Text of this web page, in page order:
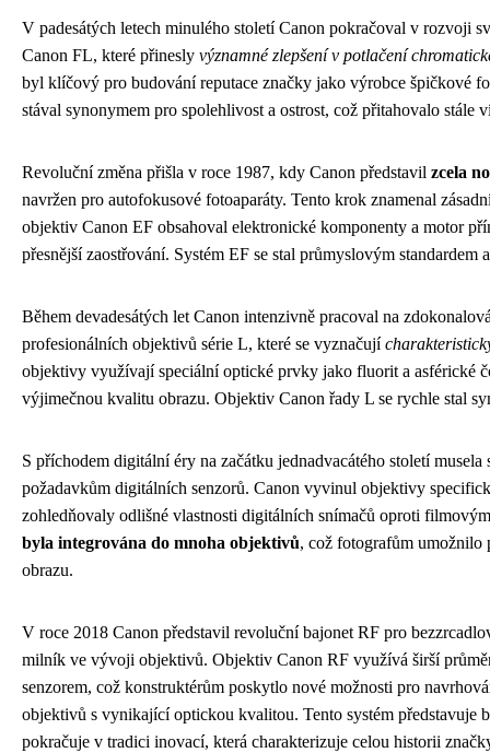
V padesátých letech minulého století Canon pokračoval v rozvoji
Canon FL, které přinesly významné zlepšení v potlačení
byl klíčový pro budování reputace značky jako výrobce špičkové
stával synonymem pro spolehlivost a ostrost, což přitahovalo stále
Revoluční změna přišla v roce 1987, kdy Canon představil zcela
navržen pro autofokusové fotoaparáty. Tento krok znamenal
objektiv Canon EF obsahoval elektronické komponenty a motor
přesnější zaostřování. Systém EF se stal průmyslovým standardem
Během devadesátých let Canon intenzivně pracoval na
profesionálních objektivů série L, které se vyznačují
objektivy využívají speciální optické prvky jako fluorit a asférické
výjimečnou kvalitu obrazu. Objektiv Canon řady L se rychle stal
S příchodem digitální éry na začátku jednadvacátého století
požadavkům digitálních senzorů. Canon vyvinul objektivy
zohledňovaly odlišné vlastnosti digitálních snímačů oproti
byla integrována do mnoha objektivů, což fotografům umožnilo
obrazu.
V roce 2018 Canon představil revoluční bajonet RF pro
milník ve vývoji objektivů. Objektiv Canon RF využívá širší
senzorem, což konstruktérům poskytlo nové možnosti pro
objektivů s vynikající optickou kvalitou. Tento systém představuje
pokračuje v tradici inovací, která charakterizuje celou historii